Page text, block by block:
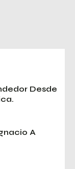
Desde
A